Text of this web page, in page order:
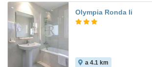
Olympia Ronda Ii
a 4.1 km